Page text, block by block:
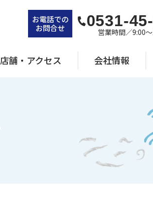
お電話での
お問合せ
0531-
営業時間／9:00
店舗・アクセス 会社情報